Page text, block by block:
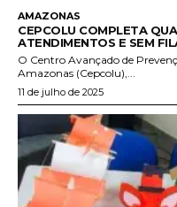
AMAZONAS
CEPCOLU COMPLETA
ATENDIMENTOS E SEM
O Centro Avançado de
Amazonas (Cepcolu),...
11 de julho de 2025